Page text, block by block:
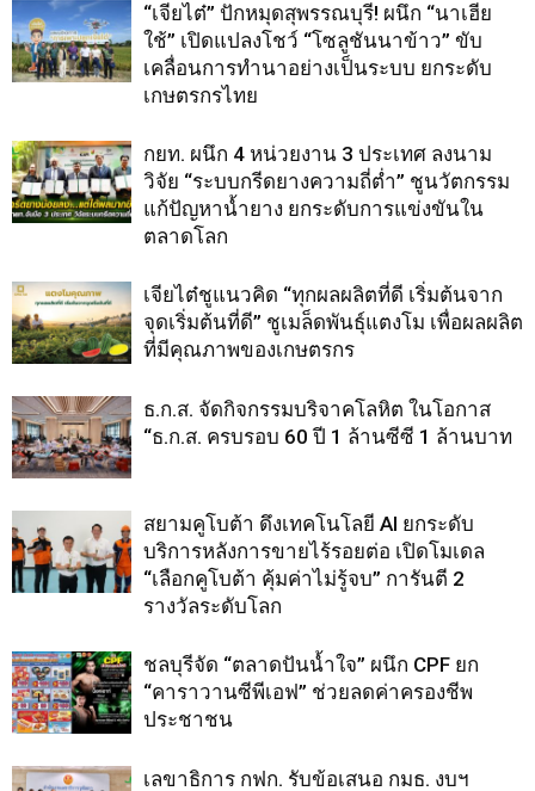
“เจียไต๋” ปักหมุดสุพรรณบุรี! ผนึก “นาเฮีย
ใช้” เปิดแปลงโชว์ “โซลูชันนาข้าว” ขับ
เคลื่อนการทำนาอย่างเป็นระบบ ยกระดับ
เกษตรกรไทย
กยท. ผนึก 4 หน่วยงาน 3 ประเทศ ลงนาม
วิจัย “ระบบกรีดยางความถี่ต่ำ” ชูนวัตกรรม
แก้ปัญหาน้ำยาง ยกระดับการแข่งขันใน
ตลาดโลก
เจียไต๋ชูแนวคิด “ทุกผลผลิตที่ดี เริ่มต้นจาก
จุดเริ่มต้นที่ดี” ชูเมล็ดพันธุ์แตงโม เพื่อผลผลิต
ที่มีคุณภาพของเกษตรกร
ธ.ก.ส. จัดกิจกรรมบริจาคโลหิต ในโอกาส
“ธ.ก.ส. ครบรอบ 60 ปี 1 ล้านซีซี 1 ล้านบาท
สยามคูโบต้า ดึงเทคโนโลยี AI ยกระดับ
บริการหลังการขายไร้รอยต่อ เปิดโมเดล
“เลือกคูโบต้า คุ้มค่าไม่รู้จบ” การันตี 2
รางวัลระดับโลก
ชลบุรีจัด “ตลาดปันน้ำใจ” ผนึก CPF ยก
“คาราวานซีพีเอฟ” ช่วยลดค่าครองชีพ
ประชาชน
เลขาธิการ กฟก. รับข้อเสนอ กมธ. งบฯ